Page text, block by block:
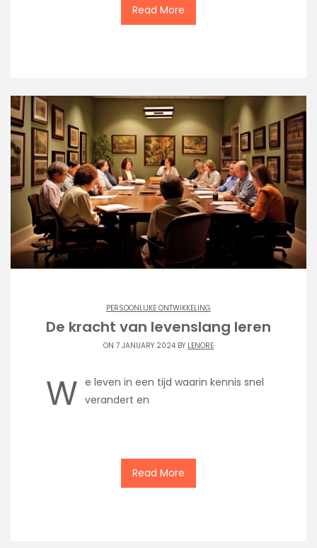
Read More
PERSOONLIJKE ONTWIKKELING
De kracht van levenslang leren
ON 7 JANUARY 2024 BY LENORE
W e leven in een tijd waarin kennis snel
verandert en
Read More